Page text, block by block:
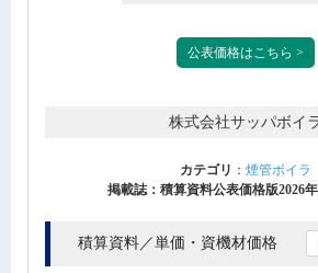
公表価格はこちら >
株式会社サッパボイ
カテゴリ ： 煙管ボイラ
掲載誌：積算資料公表価格版2026
積算資料／単価・資機材価格